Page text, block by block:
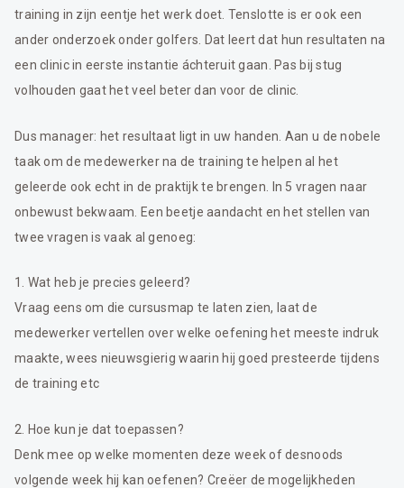
training in zijn eentje het werk doet. Tenslotte is er ook een
ander onderzoek onder golfers. Dat leert dat hun resultaten na
een clinic in eerste instantie áchteruit gaan. Pas bij stug
volhouden gaat het veel beter dan voor de clinic.
Dus manager: het resultaat ligt in uw handen. Aan u de nobele
taak om de medewerker na de training te helpen al het
geleerde ook echt in de praktijk te brengen. In 5 vragen naar
onbewust bekwaam. Een beetje aandacht en het stellen van
twee vragen is vaak al genoeg:
1. Wat heb je precies geleerd?
Vraag eens om die cursusmap te laten zien, laat de
medewerker vertellen over welke oefening het meeste indruk
maakte, wees nieuwsgierig waarin hij goed presteerde tijdens
de training etc
2. Hoe kun je dat toepassen?
Denk mee op welke momenten deze week of desnoods
volgende week hij kan oefenen? Creëer de mogelijkheden